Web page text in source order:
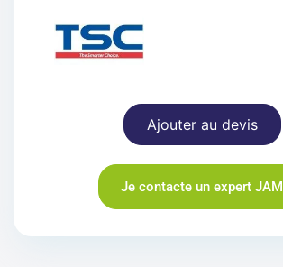
Ajouter au devis
Je contacte un expert JAM